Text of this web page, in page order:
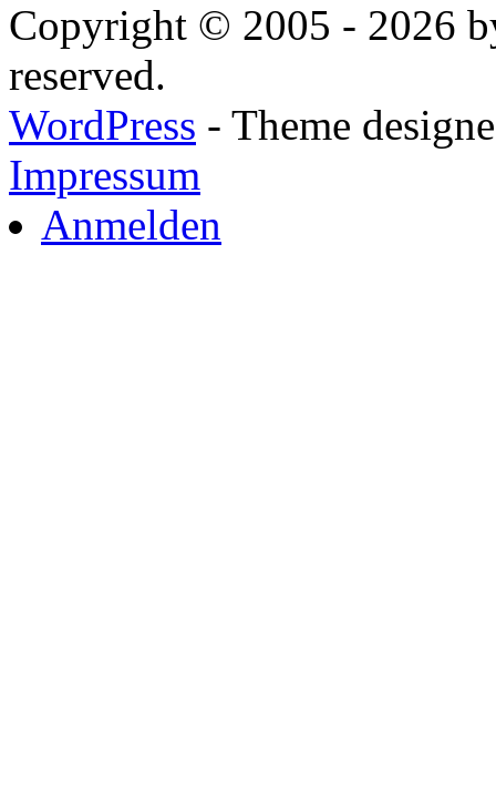
Copyright © 2005 - 2026
reserved.
WordPress - Theme
Impressum
Anmelden